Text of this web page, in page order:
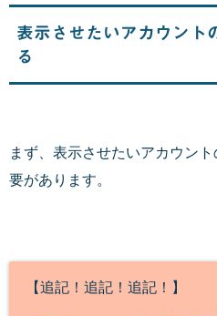
表示させたいアカウント
る
まず、表示させたいアカウン
要があります。
【追記！追記！追記！】